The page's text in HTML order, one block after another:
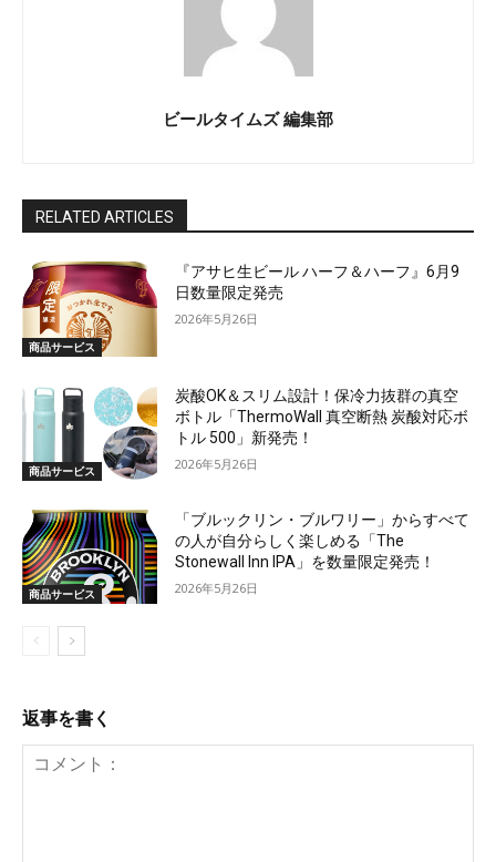
ビールタイムズ 編集部
RELATED ARTICLES
商品サービス
『アサヒ生ビール ハーフ＆ハーフ』6月9
日数量限定発売
2026年5月26日
商品サービス
炭酸OK＆スリム設計！保冷力抜群の真空
ボトル「ThermoWall 真空断熱 炭酸対応ボ
トル 500」新発売！
2026年5月26日
商品サービス
「ブルックリン・ブルワリー」からすべて
の人が自分らしく楽しめる「The
Stonewall Inn IPA」を数量限定発売！
2026年5月26日
返事を書く